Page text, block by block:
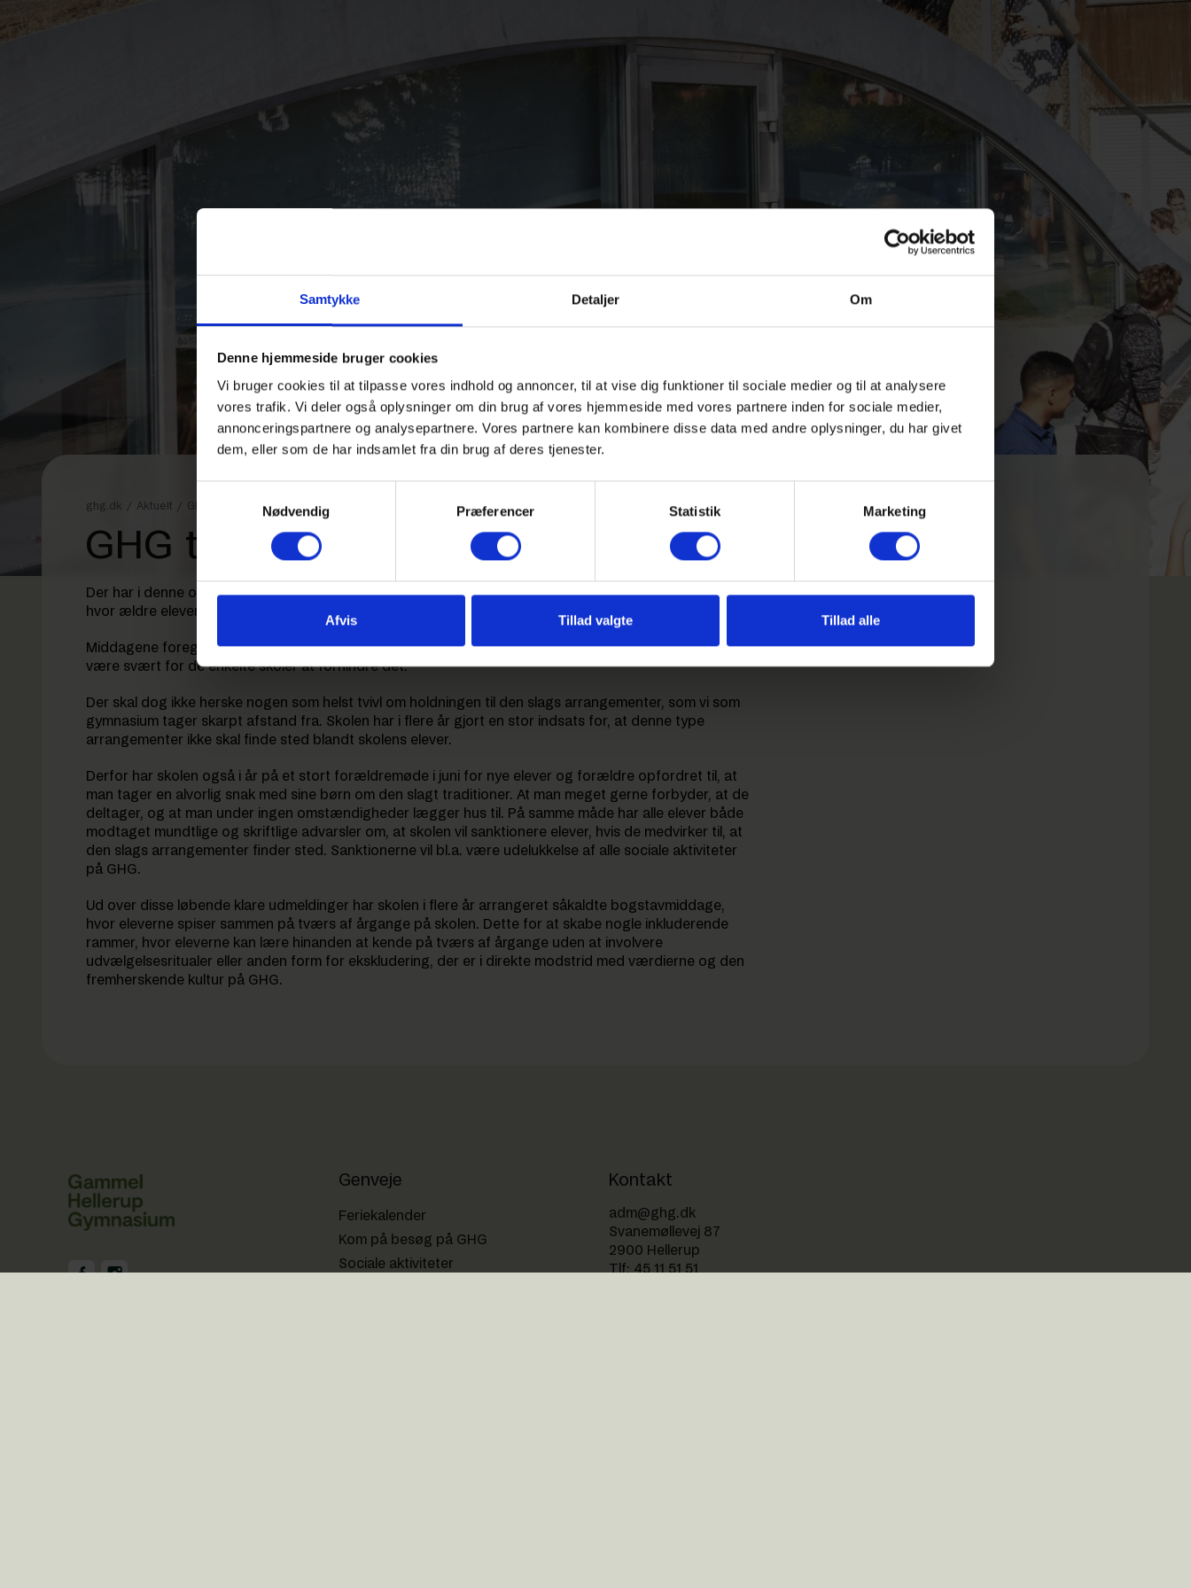
Samtykke Detaljer Om
Denne hjemmeside bruger cookies
Vi bruger cookies til at tilpasse vores indhold og annoncer, til at vise dig funktioner til sociale medier og til at analysere
vores trafik. Vi deler også oplysninger om din brug af vores hjemmeside med vores partnere inden for sociale medier,
annonceringspartnere og analysepartnere. Vores partnere kan kombinere disse data med andre oplysninger, du har givet
dem, eller som de har indsamlet fra din brug af deres tjenester.
Nødvendig
Præferencer Statistik Marketing
Afvis Tillad valgte Tillad alle
ghg.dk / Aktuelt / GHG tager afstand fra ‘puttemiddage'
GHG tager afstand fra ‘puttemiddage’
Der har i denne og sidste uge været debat i medierne om de såkaldte ’puttemiddage’. Arrangementer,
hvor ældre elever inviterer yngre elever til middag og fest bl.a. på baggrund af udseende.
Middagene foregår uden for skolerne, hvor eleverne inviterer hinanden hjem privat, og derfor kan det
være svært for de enkelte skoler at forhindre det.
Der skal dog ikke herske nogen som helst tvivl om holdningen til den slags arrangementer, som vi som
gymnasium tager skarpt afstand fra. Skolen har i flere år gjort en stor indsats for, at denne type
arrangementer ikke skal finde sted blandt skolens elever.
Derfor har skolen også i år på et stort forældremøde i juni for nye elever og forældre opfordret til, at
man tager en alvorlig snak med sine børn om den slagt traditioner. At man meget gerne forbyder, at de
deltager, og at man under ingen omstændigheder lægger hus til. På samme måde har alle elever både
modtaget mundtlige og skriftlige advarsler om, at skolen vil sanktionere elever, hvis de medvirker til, at
den slags arrangementer finder sted. Sanktionerne vil bl.a. være udelukkelse af alle sociale aktiviteter
på GHG.
Ud over disse løbende klare udmeldinger har skolen i flere år arrangeret såkaldte bogstavmiddage,
hvor eleverne spiser sammen på tværs af årgange på skolen. Dette for at skabe nogle inkluderende
rammer, hvor eleverne kan lære hinanden at kende på tværs af årgange uden at involvere
udvælgelsesritualer eller anden form for ekskludering, der er i direkte modstrid med værdierne og den
fremherskende kultur på GHG.
GHG på Facebook
GHG på Instagram
Genveje
Feriekalender
Kom på besøg på GHG
Sociale aktiviteter
Kontakt
adm@ghg.dk
Svanemøllevej 87
2900 Hellerup
Tlf:45 11 51 51